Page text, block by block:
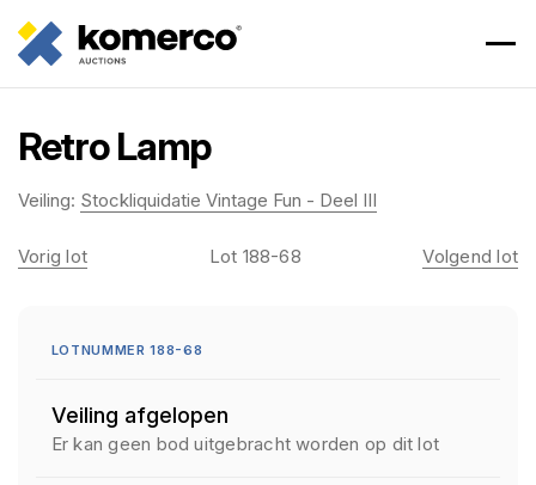
Retro Lamp
Veiling: Stockliquidatie Vintage Fun - Deel III
Vorig lot Lot 188-68 Volgend lot
LOTNUMMER 188-68
Veiling afgelopen
Er kan geen bod uitgebracht worden op dit lot